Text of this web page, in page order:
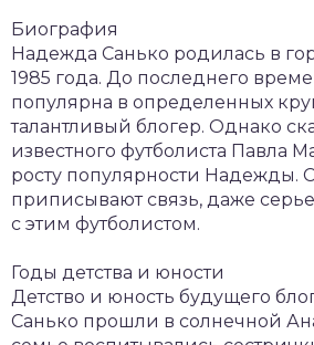
Биография
Надежда Санько родилась в
1985 года. До последнего
популярна в определенных
талантливый блогер. Однако
известного футболиста Павла
росту популярности Надежды.
приписывают связь, даже
с этим футболистом.
Годы детства и юности
Детство и юность будущего
Санько прошли в солнечной